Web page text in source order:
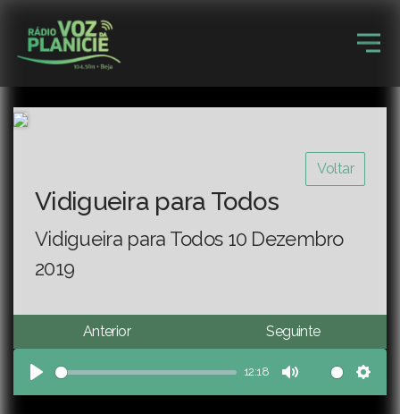
Voltar
Vidigueira para Todos
Vidigueira para Todos 10 Dezembro
2019
Anterior Seguinte
Play
12:18
Mute